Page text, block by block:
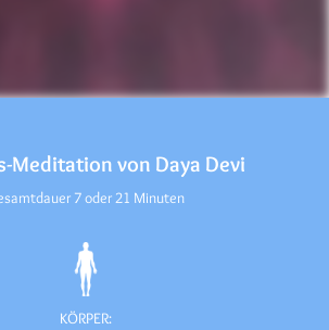
Meditation von Daya Devi
7 oder 21 Minuten
KÖRPER: